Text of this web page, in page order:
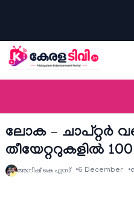
ലോക – ചാപ്റ്റർ
തീയേറ്ററുകളിൽ 100
അനീഷ്‌ കെ എസ് 6 December